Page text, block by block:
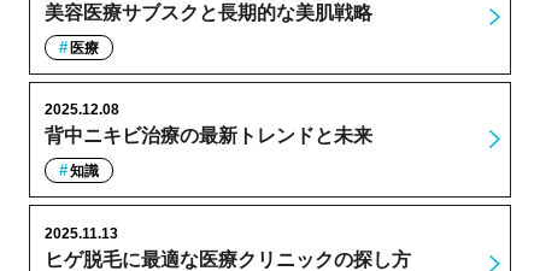
美容医療サブスクと長期的な美肌戦略
医療
背中ニキビ治療の最新トレンドと未来
2025.12.08
知識
ヒゲ脱毛に最適な医療クリニックの探し方
2025.11.13